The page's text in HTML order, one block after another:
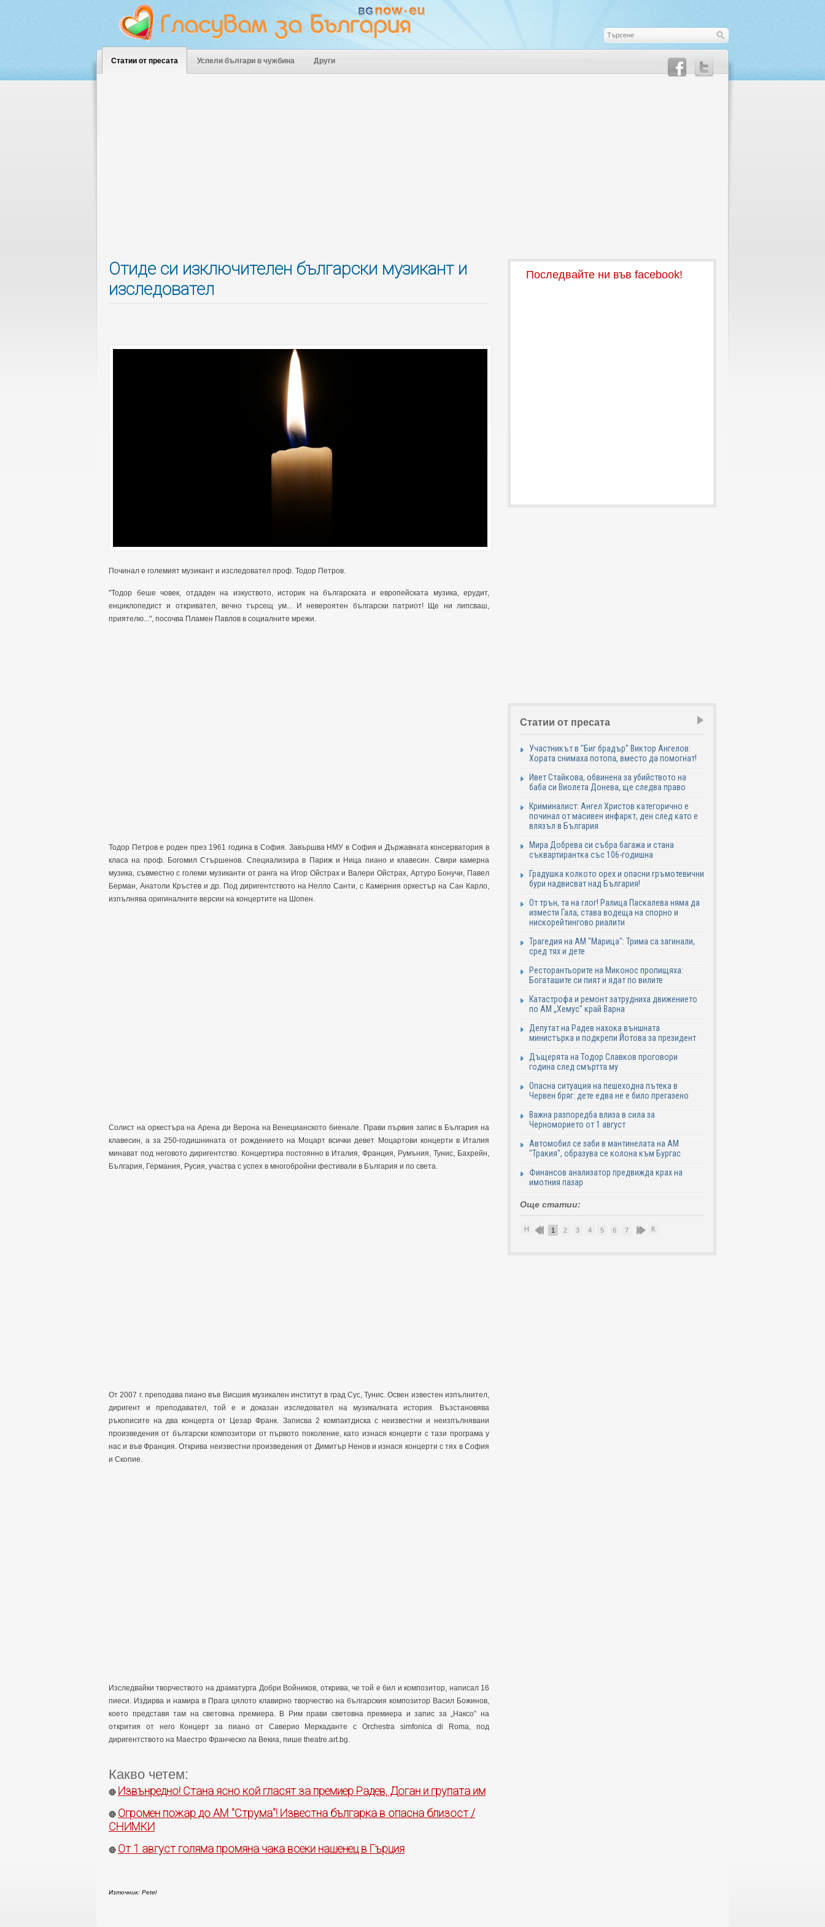
Статии от пресата Успели българи в чужбина Други
Отиде си изключителен български музикант и
изследовател
Починал е големият музикант и изследовател проф. Тодор Петров.
"Тодор беше човек, отдаден на изкуството, историк на българската и европейската музика, ерудит,
енциклопедист и откривател, вечно търсещ ум... И невероятен български патриот! Ще ни липсваш,
приятелю...", посочва Пламен Павлов в социалните мрежи.
Тодор Петров е роден през 1961 година в София. Завършва НМУ в София и Държавната консерватория в
класа на проф. Богомил Стършенов. Специализира в Париж и Ница пиано и клавесин. Свири камерна
музика, съвместно с големи музиканти от ранга на Игор Ойстрах и Валери Ойстрах, Артуро Бонучи, Павел
Берман, Анатоли Кръстев и др. Под диригентството на Нелло Санти, с Камерния оркестър на Сан Карло,
изпълнява оригиналните версии на концертите на Шопен.
Солист на оркестъра на Арена ди Верона на Венецианското биенале. Прави първия запис в България на
клавесин, а за 250-годишнината от рождението на Моцарт всички девет Моцартови концерти в Италия
минават под неговото диригентство. Концертира постоянно в Италия, Франция, Румъния, Тунис, Бахрейн,
България, Германия, Русия, участва с успех в многобройни фестивали в България и по света.
От 2007 г. преподава пиано във Висшия музикален институт в град Сус, Тунис. Освен известен изпълнител,
диригент и преподавател, той е и доказан изследовател на музикалната история. Възстановява
ръкописите на два концерта от Цезар Франк. Записва 2 компактдиска с неизвестни и неизпълнявани
произведения от български композитори от първото поколение, като изнася концерти с тази програма у
нас и във Франция. Открива неизвестни произведения от Димитър Ненов и изнася концерти с тях в София
и Скопие.
Изследвайки творчеството на драматурга Добри Войников, открива, че той е бил и композитор, написал 16
пиеси. Издирва и намира в Прага цялото клавирно творчество на българския композитор Васил Божинов,
което представя там на световна премиера. В Рим прави световна премиера и запис за „Наксо” на
открития от него Концерт за пиано от Саверио Меркаданте с Orchestra simfonica di Roma, под
диригентството на Mаестро Франческо ла Векиа, пише theatre.art.bg.
Какво четем:
🔴 Извънредно! Стана ясно кой гласят за премиер Радев, Доган и групата им
🔴 Огромен пожар до АМ "Струма"! Известна българка в опасна близост /
СНИМКИ
🔴 От 1 август голяма промяна чака всеки нашенец в Гърция
Източник: Petel
Последвайте ни във facebook!
Статии от пресата
Участникът в "Биг брадър" Виктор Ангелов:
Хората снимаха потопа, вместо да помогнат!
Ивет Стайкова, обвинена за убийството на
баба си Виолета Донева, ще следва право
Криминалист: Ангел Христов категорично е
починал от масивен инфаркт, ден след като е
влязъл в България
Мира Добрева си събра багажа и стана
съквартирантка със 106-годишна
Градушка колкото орех и опасни гръмотевични
бури надвисват над България!
От трън, та на глог! Ралица Паскалева няма да
измести Гала, става водеща на спорно и
нискорейтингово риалити
Трагедия на АМ "Марица": Трима са загинали,
сред тях и дете
Ресторантьорите на Миконос пропищяха:
Богаташите си пият и ядат по вилите
Катастрофа и ремонт затрудниха движението
по АМ „Хемус" край Варна
Депутат на Радев нахока външната
министърка и подкрепи Йотова за президент
Дъщерята на Тодор Славков проговори
година след смъртта му
Опасна ситуация на пешеходна пътека в
Червен бряг: дете едва не е било прегазено
Важна разпоредба влиза в сила за
Черноморието от 1 август
Автомобил се заби в мантинелата на АМ
"Тракия", образува се колона към Бургас
Финансов анализатор предвижда крах на
имотния пазар
Още статии:
Н 1 2 3 4 5 6 7 8 9К